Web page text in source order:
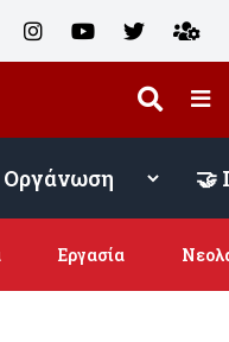
Εργασία